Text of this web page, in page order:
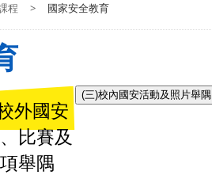
程 > 國家安全教育
外國安
比賽及
舉隅
(三)校內國安活動及照片舉隅